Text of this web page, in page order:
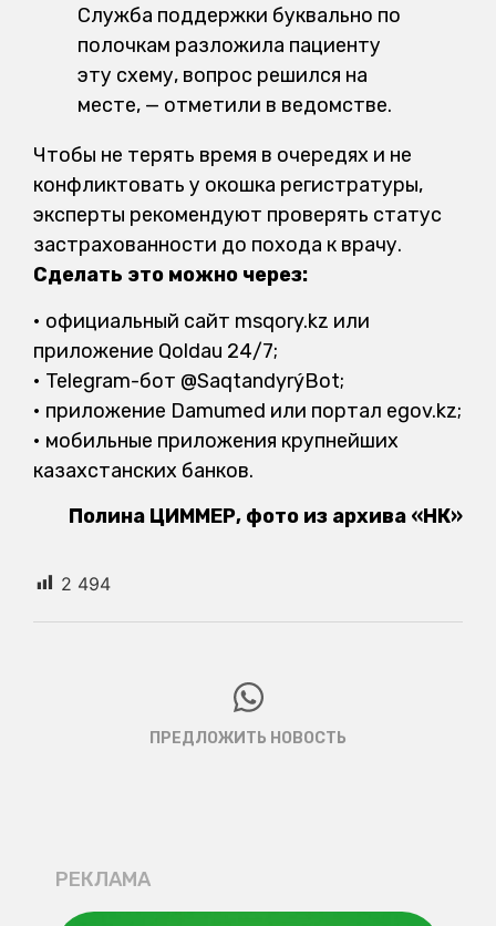
Служба поддержки буквально по
полочкам разложила пациенту
эту схему, вопрос решился на
месте, — отметили в ведомстве.
Чтобы не терять время в очередях и не
конфликтовать у окошка регистратуры,
эксперты рекомендуют проверять статус
застрахованности до похода к врачу.
Сделать это можно через:
• официальный сайт msqory.kz или
приложение Qoldau 24/7;
• Telegram-бот @SaqtandyrýBot;
• приложение Damumed или портал egov.kz;
• мобильные приложения крупнейших
казахстанских банков.
Полина ЦИММЕР, фото из архива «НК»
2 494
ПРЕДЛОЖИТЬ НОВОСТЬ
РЕКЛАМА